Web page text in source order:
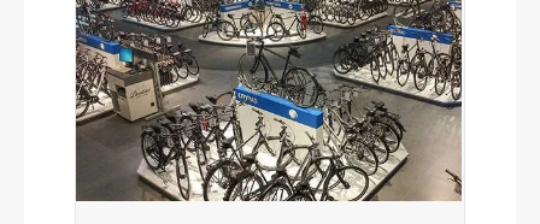
Steuersatz
ACROS integrated, Top 1 18, Bottom 1 14
Sattel